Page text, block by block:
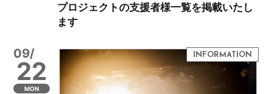
プロジェクトの支援者様一覧を掲載いたし
ます
09/
22
MON